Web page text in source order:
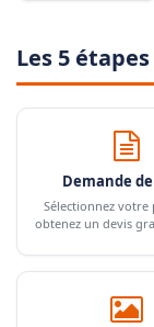
Les 5
Demande
Sélectionnez
obtenez un devis